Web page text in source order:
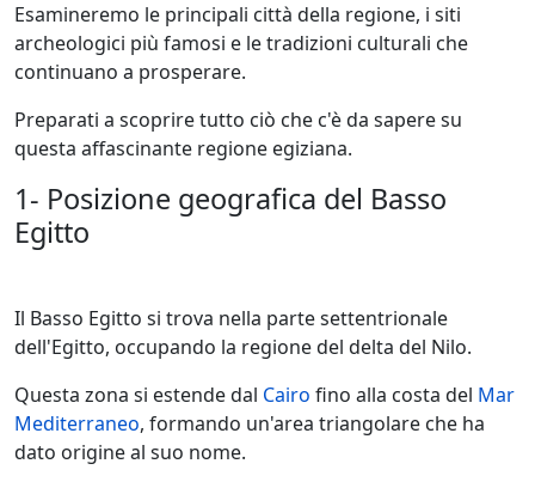
Esamineremo le principali città della regione, i siti
archeologici più famosi e le tradizioni culturali che
continuano a prosperare.
Preparati a scoprire tutto ciò che c'è da sapere su
questa affascinante regione egiziana.
1- Posizione geografica del Basso
Egitto
Il Basso Egitto si trova nella parte settentrionale
dell'Egitto, occupando la regione del delta del Nilo.
Questa zona si estende dal Cairo fino alla costa del Mar
Mediterraneo, formando un'area triangolare che ha
dato origine al suo nome.